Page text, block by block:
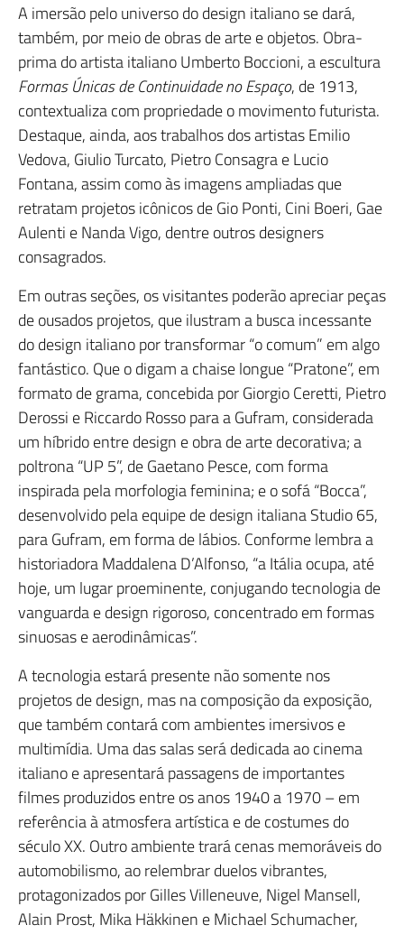
A imersão pelo universo do design italiano se dará,
também, por meio de obras de arte e objetos. Obra-
prima do artista italiano Umberto Boccioni, a escultura
Formas Únicas de Continuidade no Espaço, de 1913,
contextualiza com propriedade o movimento futurista.
Destaque, ainda, aos trabalhos dos artistas Emilio
Vedova, Giulio Turcato, Pietro Consagra e Lucio
Fontana, assim como às imagens ampliadas que
retratam projetos icônicos de Gio Ponti, Cini Boeri, Gae
Aulenti e Nanda Vigo, dentre outros designers
consagrados.
Em outras seções, os visitantes poderão apreciar peças
de ousados projetos, que ilustram a busca incessante
do design italiano por transformar “o comum” em algo
fantástico. Que o digam a chaise longue “Pratone”, em
formato de grama, concebida por Giorgio Ceretti, Pietro
Derossi e Riccardo Rosso para a Gufram, considerada
um híbrido entre design e obra de arte decorativa; a
poltrona “UP 5”, de Gaetano Pesce, com forma
inspirada pela morfologia feminina; e o sofá “Bocca”,
desenvolvido pela equipe de design italiana Studio 65,
para Gufram, em forma de lábios. Conforme lembra a
historiadora Maddalena D’Alfonso, “a Itália ocupa, até
hoje, um lugar proeminente, conjugando tecnologia de
vanguarda e design rigoroso, concentrado em formas
sinuosas e aerodinâmicas”.
A tecnologia estará presente não somente nos
projetos de design, mas na composição da exposição,
que também contará com ambientes imersivos e
multimídia. Uma das salas será dedicada ao cinema
italiano e apresentará passagens de importantes
filmes produzidos entre os anos 1940 a 1970 – em
referência à atmosfera artística e de costumes do
século XX. Outro ambiente trará cenas memoráveis do
automobilismo, ao relembrar duelos vibrantes,
protagonizados por Gilles Villeneuve, Nigel Mansell,
Alain Prost, Mika Häkkinen e Michael Schumacher,